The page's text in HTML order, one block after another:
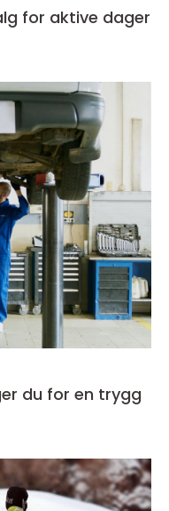
du for en trygg